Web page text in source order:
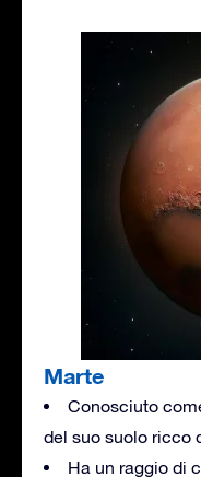
Marte
Conosciuto
del suo suolo ricco
Ha un raggio di